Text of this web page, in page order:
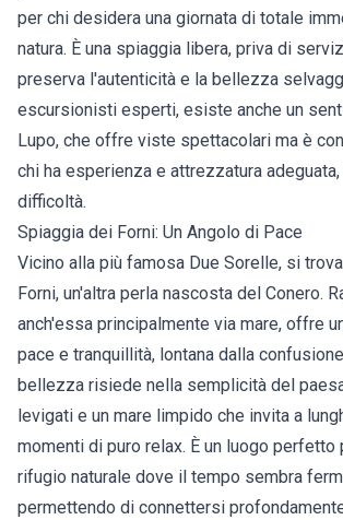
per chi desidera una giornata di totale
natura. È una spiaggia libera, priva di
preserva l'autenticità e la bellezza
escursionisti esperti, esiste anche un
Lupo, che offre viste spettacolari ma è
chi ha esperienza e attrezzatura
difficoltà.
Spiaggia dei Forni: Un Angolo di Pace
Vicino alla più famosa Due Sorelle, si
Forni, un'altra perla nascosta del Conero.
anch'essa principalmente via mare, offre
pace e tranquillità, lontana dalla
bellezza risiede nella semplicità del
levigati e un mare limpido che invita a
momenti di puro relax. È un luogo perfetto
rifugio naturale dove il tempo sembra
permettendo di connettersi